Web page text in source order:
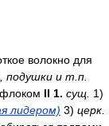
волокно для
подушки и т.п.
II 1. сущ. 1)
лидером) 3) церк.